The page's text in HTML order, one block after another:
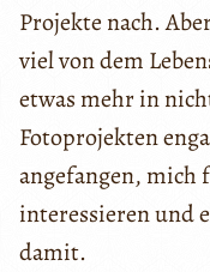
Projekte nach.
viel von dem
etwas mehr in
Fotoprojekten
angefangen, mich
interessieren und
damit.